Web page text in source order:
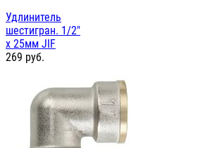
Удлинитель
шестигран. 1/2"
х 25мм JIF
269 руб.